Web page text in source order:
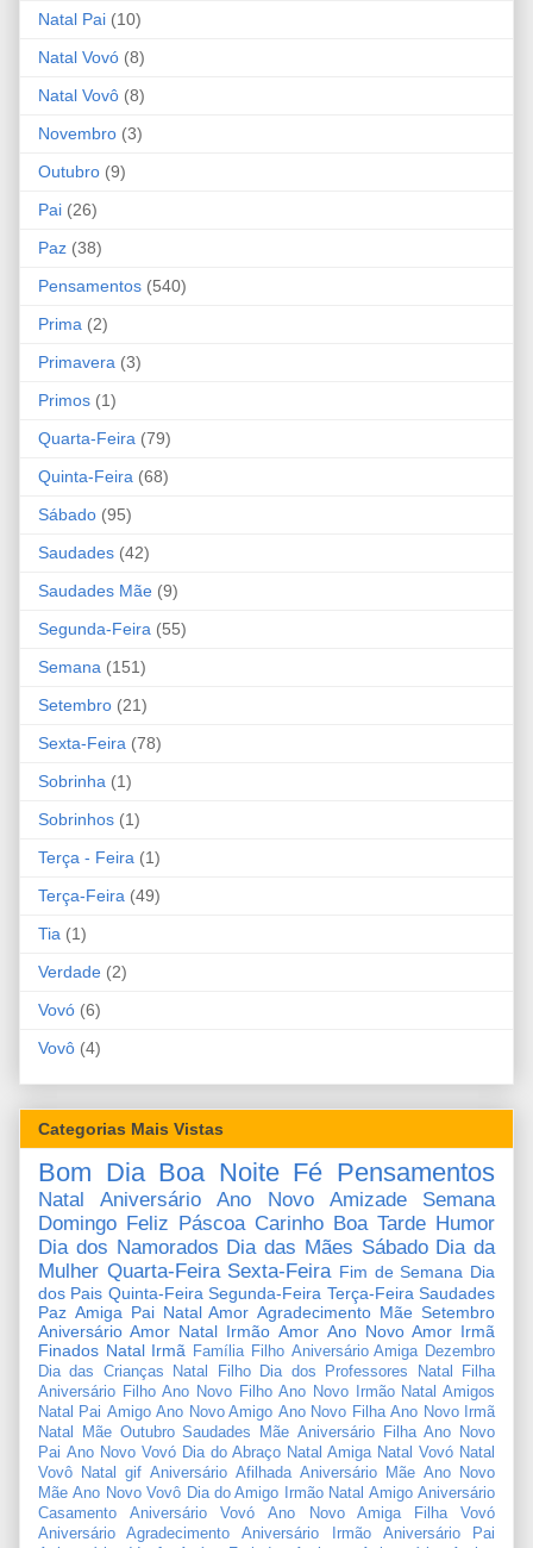
Natal Pai (10)
Natal Vovó (8)
Natal Vovô (8)
Novembro (3)
Outubro (9)
Pai (26)
Paz (38)
Pensamentos (540)
Prima (2)
Primavera (3)
Primos (1)
Quarta-Feira (79)
Quinta-Feira (68)
Sábado (95)
Saudades (42)
Saudades Mãe (9)
Segunda-Feira (55)
Semana (151)
Setembro (21)
Sexta-Feira (78)
Sobrinha (1)
Sobrinhos (1)
Terça - Feira (1)
Terça-Feira (49)
Tia (1)
Verdade (2)
Vovó (6)
Vovô (4)
Categorias Mais Vistas
Bom Dia Boa Noite Fé Pensamentos
Natal Aniversário Ano Novo Amizade
Semana
Domingo Feliz Páscoa Carinho Boa Tarde Humor
Dia dos Namorados Dia das Mães Sábado Dia da
Mulher Quarta-Feira Sexta-Feira Fim de Semana Dia
dos Pais Quinta-Feira Segunda-Feira Terça-Feira Saudades
Paz Amiga Pai Natal Amor Agradecimento Mãe Setembro
Aniversário Amor Natal Irmão Amor Ano Novo Amor Irmã
Finados Natal Irmã Família Filho Aniversário Amiga Dezembro
Dia das Crianças
Natal Filho Dia dos Professores
Natal Filha
Aniversário Filho Ano Novo Filho Ano Novo Irmão Natal Amigos
Natal Pai Amigo Ano Novo Amigo Ano Novo Filha Ano Novo Irmã
Natal Mãe Outubro Saudades Mãe Aniversário Filha Ano Novo
Pai Ano Novo Vovó Dia do Abraço Natal Amiga Natal Vovó Natal
Vovô
Natal gif Aniversário Afilhada Aniversário Mãe Ano Novo
Mãe Ano Novo Vovô Dia do Amigo Irmão Natal Amigo Aniversário
Casamento
Aniversário Vovó Ano Novo Amiga Filha
Vovó
Aniversário Agradecimento
Aniversário Irmão
Aniversário Pai